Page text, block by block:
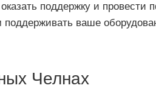
поддержку и провести
ваше
Челнах